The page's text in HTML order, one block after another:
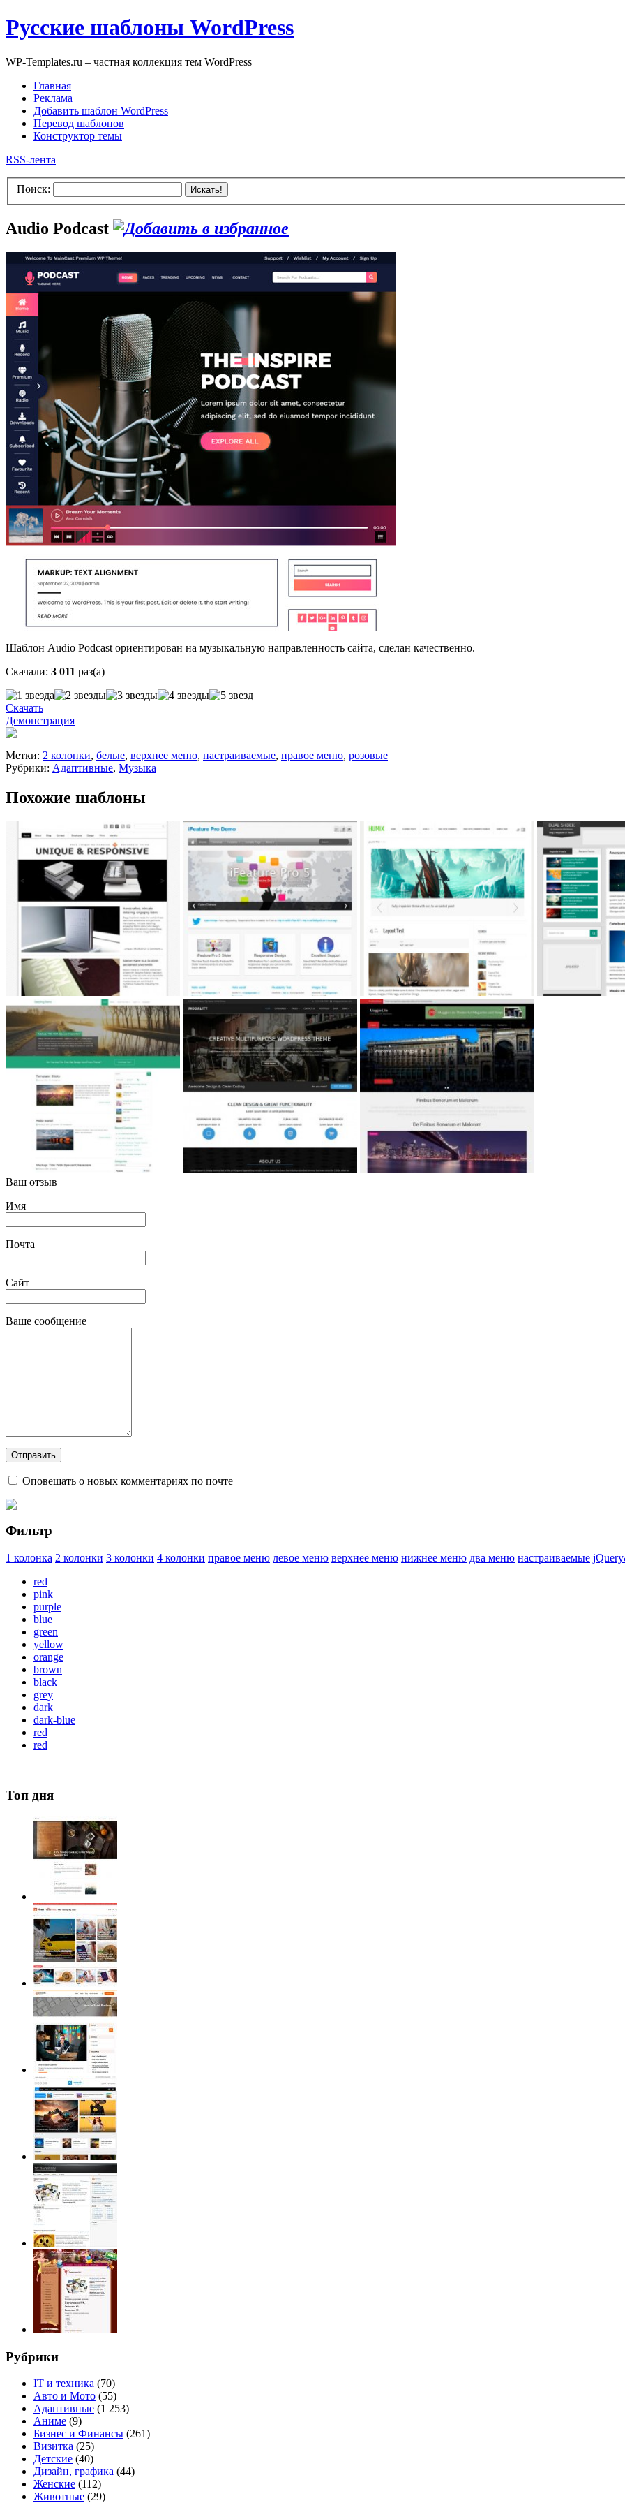
Русские шаблоны WordPress
WP-Templates.ru – частная коллекция тем WordPress
Главная
Реклама
Добавить шаблон WordPress
Перевод шаблонов
Конструктор темы
RSS-лента
Поиск: Искать!
Audio Podcast
Шаблон Audio Podcast ориентирован на музыкальную направленность сайта, сделан качественно.
Скачали: 3 011 раз(а)
Скачать
Демонстрация
Метки: 2 колонки, белые, верхнее меню, настраиваемые, правое меню, розовые
Рубрики: Адаптивные, Музыка
Похожие шаблоны
Ваш отзыв
Имя
Почта
Сайт
Ваше сообщение
Оповещать о новых комментариях по почте
Фильтр
1 колонка 2 колонки 3 колонки 4 колонки правое меню левое меню верхнее меню нижнее меню два меню настраиваемые
red
pink
purple
blue
green
yellow
orange
brown
black
grey
dark
dark-blue
red
red
Топ дня
Рубрики
IT и техника (70)
Авто и Мото (55)
Адаптивные (1 253)
Аниме (9)
Бизнес и Финансы (261)
Визитка (25)
Детские (40)
Дизайн, графика (44)
Женские (112)
Животные (29)